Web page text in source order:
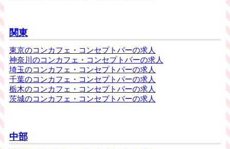
関東
東京のコンカフェ・コンセプトバーの求人
神奈川のコンカフェ・コンセプトバーの求人
埼玉のコンカフェ・コンセプトバーの求人
千葉のコンカフェ・コンセプトバーの求人
栃木のコンカフェ・コンセプトバーの求人
茨城のコンカフェ・コンセプトバーの求人
中部